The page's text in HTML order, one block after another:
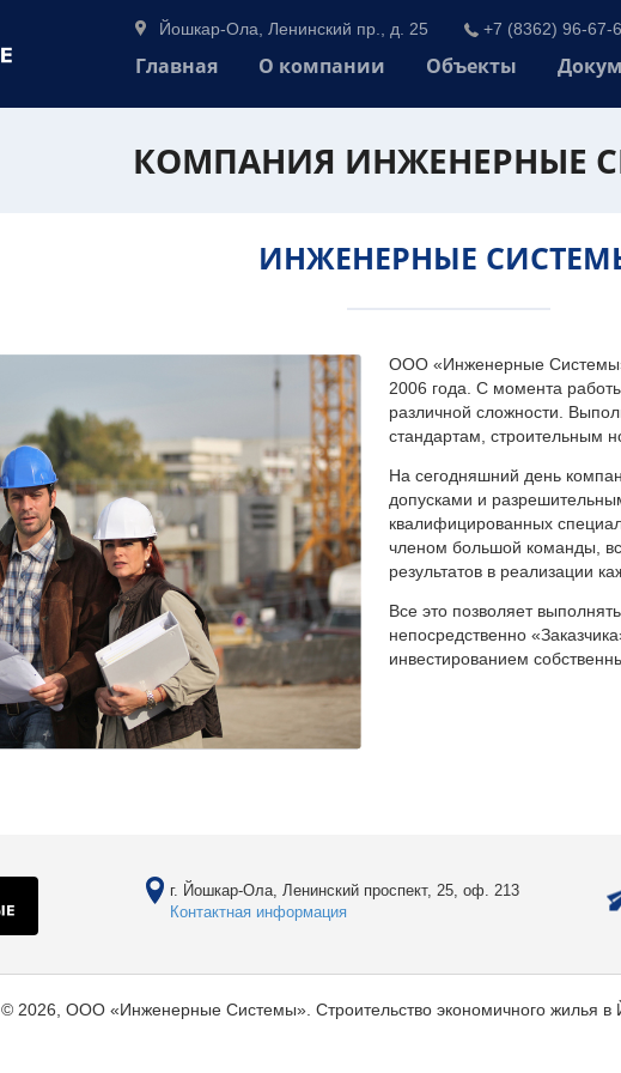
Йошкар-Ола, Ленинский пр., д. 25 +7 (8362) 96-67-
Главная О компании Объекты
КОМПАНИЯ ИНЖЕНЕРНЫЕ
ИНЖЕНЕРНЫЕ
ООО «Инженерные Системы»
2006 года. С момента
различной сложности.
стандартам, строительным
На сегодняшний день
допусками и
квалифицированных
членом большой команды,
результатов в реализации
Все это позволяет
непосредственно
инвестированием
г. Йошкар-Ола, Ленинский проспект, 25, оф. 213
Контактная информация
© 2026, ООО «Инженерные Системы». Строительство экономичного жилья